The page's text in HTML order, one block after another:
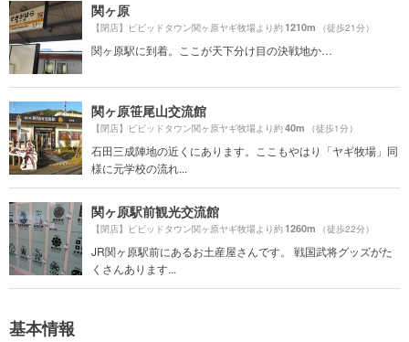
関ヶ原
【閉店】ビビッドタウン関ヶ原ヤギ牧場より約1210m （徒歩21分）
関ヶ原駅に到着。ここが天下分け目の決戦地か…
関ヶ原笹尾山交流館
【閉店】ビビッドタウン関ヶ原ヤギ牧場より約40m （徒歩1分）
石田三成陣地の近くにあります。ここもやはり「ヤギ牧場」同
様に元学校の流れ...
関ヶ原駅前観光交流館
【閉店】ビビッドタウン関ヶ原ヤギ牧場より約1260m （徒歩22分）
JR関ヶ原駅前にあるお土産屋さんです。 戦国武将グッズがた
くさんあります...
基本情報